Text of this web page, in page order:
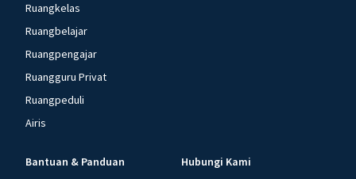
Ruangkelas
Ruangbelajar
Ruangpengajar
Ruangguru Privat
Ruangpeduli
Airis
Bantuan & Panduan Hubungi Kami